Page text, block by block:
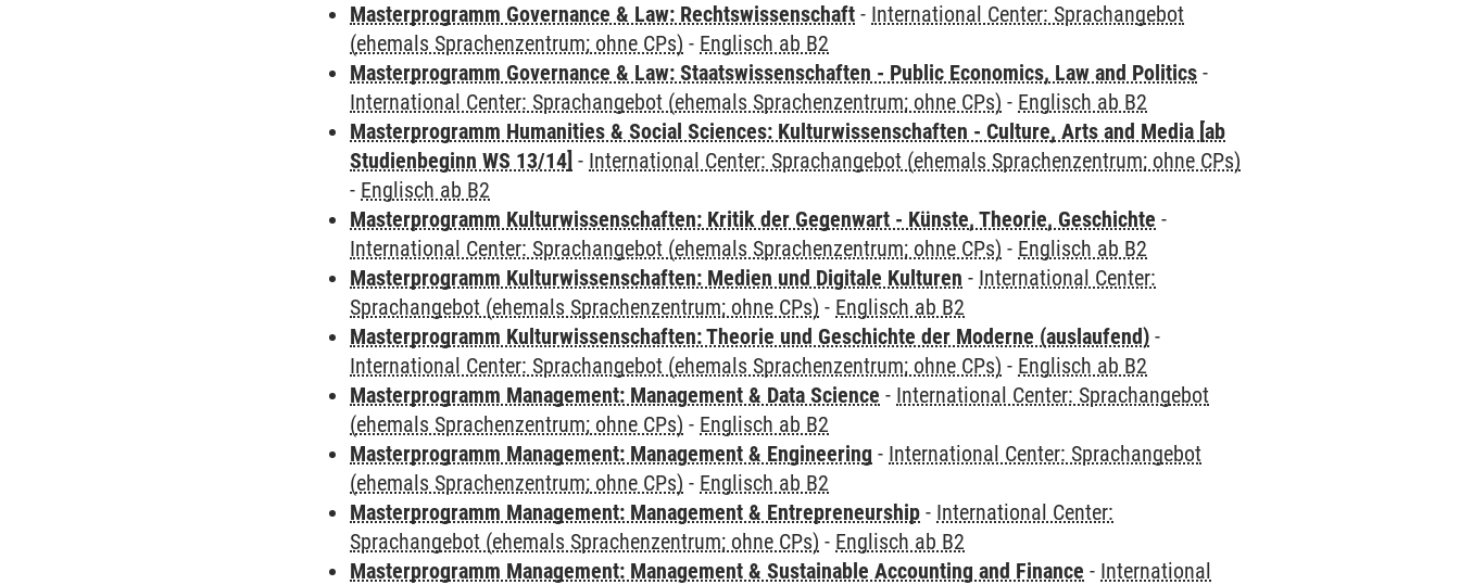
Masterprogramm Governance & Law: Rechtswissenschaft - International Center: Sprachangebot
(ehemals Sprachenzentrum; ohne CPs) - Englisch ab B2
Masterprogramm Governance & Law: Staatswissenschaften - Public Economics, Law and Politics -
International Center: Sprachangebot (ehemals Sprachenzentrum; ohne CPs) - Englisch ab B2
Masterprogramm Humanities & Social Sciences: Kulturwissenschaften - Culture, Arts and Media [ab
Studienbeginn WS 13/14] - International Center: Sprachangebot (ehemals Sprachenzentrum; ohne CPs)
- Englisch ab B2
Masterprogramm Kulturwissenschaften: Kritik der Gegenwart - Künste, Theorie, Geschichte -
International Center: Sprachangebot (ehemals Sprachenzentrum; ohne CPs) - Englisch ab B2
Masterprogramm Kulturwissenschaften: Medien und Digitale Kulturen - International Center:
Sprachangebot (ehemals Sprachenzentrum; ohne CPs) - Englisch ab B2
Masterprogramm Kulturwissenschaften: Theorie und Geschichte der Moderne (auslaufend) -
International Center: Sprachangebot (ehemals Sprachenzentrum; ohne CPs) - Englisch ab B2
Masterprogramm Management: Management & Data Science - International Center: Sprachangebot
(ehemals Sprachenzentrum; ohne CPs) - Englisch ab B2
Masterprogramm Management: Management & Engineering - International Center: Sprachangebot
(ehemals Sprachenzentrum; ohne CPs) - Englisch ab B2
Masterprogramm Management: Management & Entrepreneurship - International Center:
Sprachangebot (ehemals Sprachenzentrum; ohne CPs) - Englisch ab B2
Masterprogramm Management: Management & Sustainable Accounting and Finance - International